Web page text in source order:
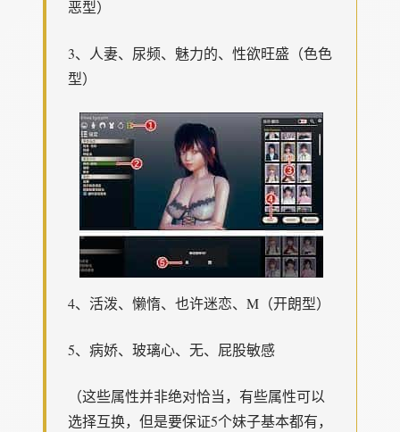
恶型）
3、人妻、尿频、魅力的、性欲旺盛（色色
型）
4、活泼、懒惰、也许迷恋、M（开朗型）
5、病娇、玻璃心、无、屁股敏感
（这些属性并非绝对恰当，有些属性可以
选择互换，但是要保证5个妹子基本都有，